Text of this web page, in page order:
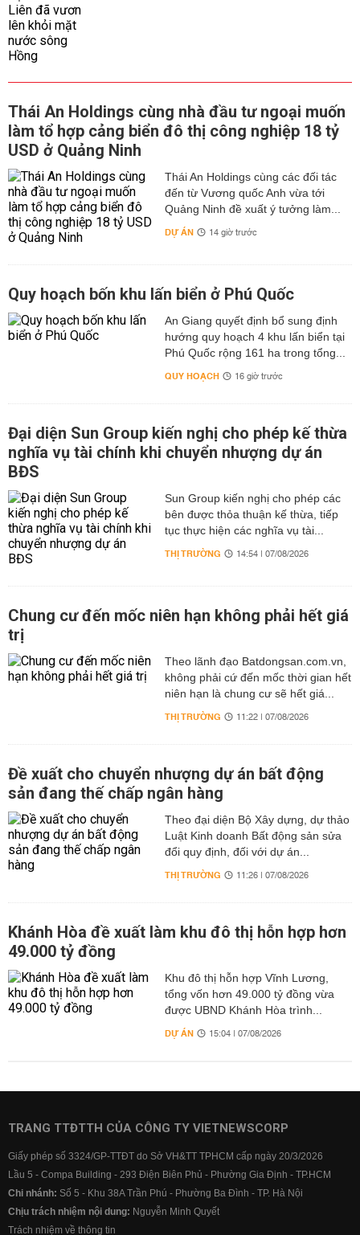
Thái An Holdings cùng nhà đầu tư ngoại muốn
làm tổ hợp cảng biển đô thị công nghiệp 18 tỷ
USD ở Quảng Ninh
Thái An Holdings cùng các đối tác
đến từ Vương quốc Anh vừa tới
Quảng Ninh đề xuất ý tưởng làm...
DỰ ÁN 14 giờ trước
Quy hoạch bốn khu lấn biển ở Phú Quốc
An Giang quyết định bổ sung định
hướng quy hoạch 4 khu lấn biển tại
Phú Quốc rộng 161 ha trong tổng...
QUY HOẠCH 16 giờ trước
Đại diện Sun Group kiến nghị cho phép kế thừa
nghĩa vụ tài chính khi chuyển nhượng dự án
BĐS
Sun Group kiến nghị cho phép các
bên được thỏa thuận kế thừa, tiếp
tục thực hiện các nghĩa vụ tài...
THỊ TRƯỜNG 14:54 | 07/08/2026
Chung cư đến mốc niên hạn không phải hết giá
trị
Theo lãnh đạo Batdongsan.com.vn,
không phải cứ đến mốc thời gian hết
niên hạn là chung cư sẽ hết giá...
THỊ TRƯỜNG 11:22 | 07/08/2026
Đề xuất cho chuyển nhượng dự án bất động
sản đang thế chấp ngân hàng
Theo đại diện Bộ Xây dựng, dự thảo
Luật Kinh doanh Bất động sản sửa
đổi quy định, đối với dự án...
THỊ TRƯỜNG 11:26 | 07/08/2026
Khánh Hòa đề xuất làm khu đô thị hỗn hợp hơn
49.000 tỷ đồng
Khu đô thị hỗn hợp Vĩnh Lương,
tổng vốn hơn 49.000 tỷ đồng vừa
được UBND Khánh Hòa trình...
DỰ ÁN 15:04 | 07/08/2026
TRANG TTĐTTH CỦA CÔNG TY VIETNEWSCORP
Giấy phép số 3324/GP-TTĐT do Sở VH&TT TPHCM cấp ngày 20/3/2026
Lầu 5 - Compa Building - 293 Điện Biên Phủ - Phường Gia Định - TP.HCM
Chi nhánh: Số 5 - Khu 38A Trần Phú - Phường Ba Đình - TP. Hà Nội
Chịu trách nhiệm nội dung: Nguyễn Minh Quyết
Trách nhiệm về thông tin